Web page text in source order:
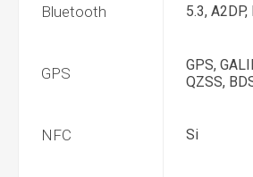
Bluetooth 5.3,
GPS
GPS,
QZSS,
NFC Si